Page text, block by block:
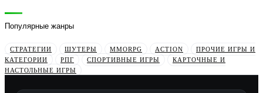
Популярные жанры
СТРАТЕГИИ ШУТЕРЫ MMORPG ACTION
ПРОЧИЕ ИГРЫ И
КАТЕГОРИИ
РПГ СПОРТИВНЫЕ ИГРЫ
КАРТОЧНЫЕ И
НАСТОЛЬНЫЕ ИГРЫ